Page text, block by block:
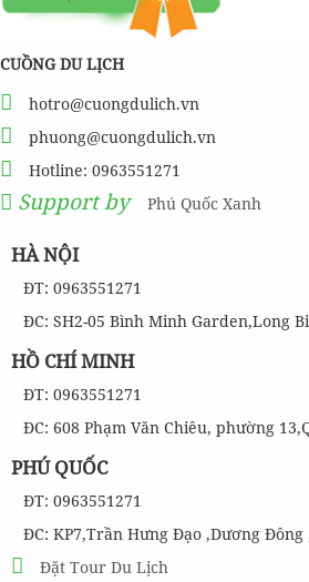
CUỒNG DU LỊCH
hotro@cuongdulich.vn
phuong@cuongdulich.vn
Hotline: 0963551271
Support by Phú Quốc Xanh
HÀ NỘI
ĐT: 0963551271
ĐC: SH2-05 Bình Minh Garden,Long
HỒ CHÍ MINH
ĐT: 0963551271
ĐC: 608 Phạm Văn Chiêu, phường
PHÚ QUỐC
ĐT: 0963551271
ĐC: KP7,Trần Hưng Đạo ,Dương Đông
Đặt Tour Du Lịch